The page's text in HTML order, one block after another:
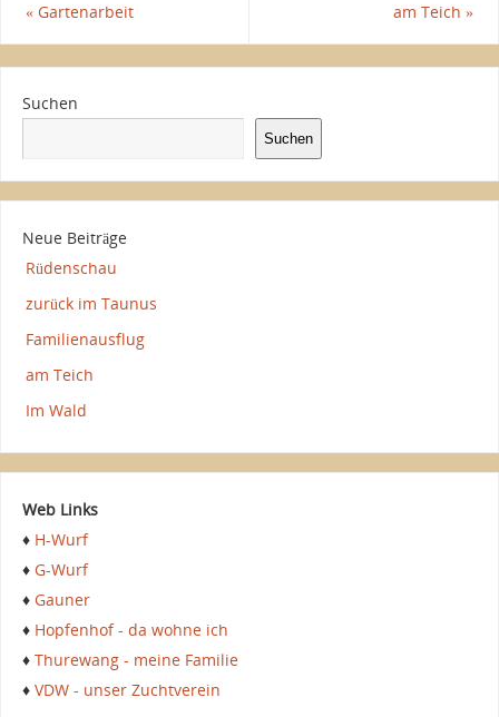
«Gartenarbeit am Teich»
Suchen
Suchen
Neue Beiträge
Rüdenschau
zurück im Taunus
Familienausflug
am Teich
Im Wald
Web Links
♦ H-Wurf
♦ G-Wurf
♦ Gauner
♦ Hopfenhof - da wohne ich
♦ Thurewang - meine Familie
♦ VDW - unser Zuchtverein